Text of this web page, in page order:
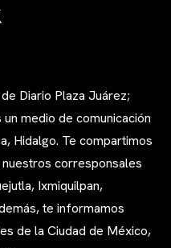
Diario Plaza Juárez;
medio de comunicación
Hidalgo. Te compartimos
corresponsales
Ixmiquilpan,
te informamos
de la Ciudad de México,